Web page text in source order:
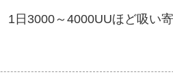
日3000～4000UUほど吸い